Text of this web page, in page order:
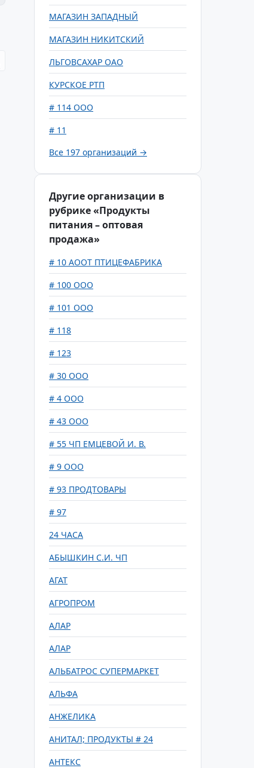
МАГАЗИН ЗАПАДНЫЙ
МАГАЗИН НИКИТСКИЙ
ЛЬГОВСАХАР ОАО
КУРСКОЕ РТП
# 114 ООО
# 11
Все 197 организаций →
Другие организации в
рубрике «Продукты
питания – оптовая
продажа»
# 10 АООТ ПТИЦЕФАБРИКА
# 100 ООО
# 101 ООО
# 118
# 123
# 30 ООО
# 4 ООО
# 43 ООО
# 55 ЧП ЕМЦЕВОЙ И. В.
# 9 ООО
# 93 ПРОДТОВАРЫ
# 97
24 ЧАСА
АБЫШКИН С.И. ЧП
АГАТ
АГРОПРОМ
АЛАР
АЛАР
АЛЬБАТРОС СУПЕРМАРКЕТ
АЛЬФА
АНЖЕЛИКА
АНИТАЛ; ПРОДУКТЫ # 24
АНТЕКС